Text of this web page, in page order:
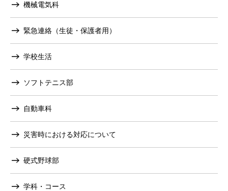
機械電気科
緊急連絡（生徒・保護者用）
学校生活
ソフトテニス部
自動車科
災害時における対応について
硬式野球部
学科・コース